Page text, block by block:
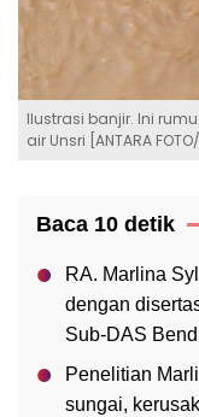
Ilustrasi banjir. Ini
air Unsri [ANTARA
Baca 10 detik
RA. Marlina
dengan
Sub-DAS
Penelitian
sungai,